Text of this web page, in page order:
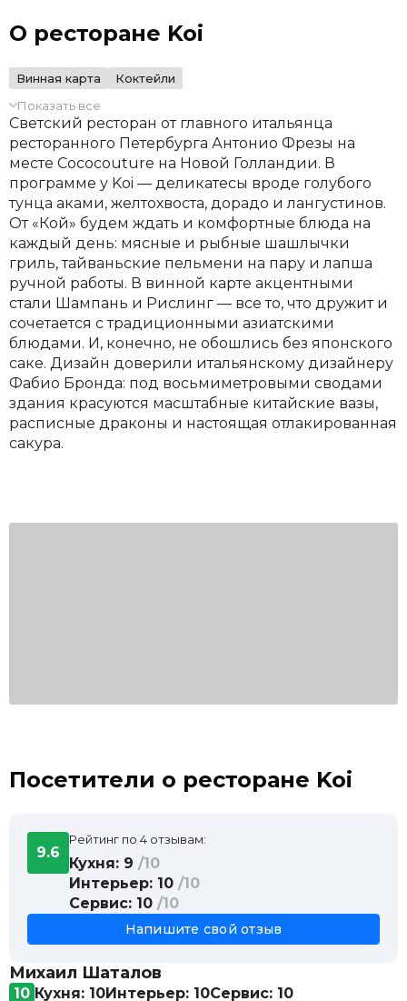
О ресторане Koi
Винная карта
Коктейли
Показать все
Светский ресторан от главного итальянца
ресторанного Петербурга Антонио Фрезы на
месте Cococouture на Новой Голландии. В
программе у Koi — деликатесы вроде голубого
тунца аками, желтохвоста, дорадо и лангустинов.
От «Кой» будем ждать и комфортные блюда на
каждый день: мясные и рыбные шашлычки
гриль, тайваньские пельмени на пару и лапша
ручной работы. В винной карте акцентными
стали Шампань и Рислинг — все то, что дружит и
сочетается с традиционными азиатскими
блюдами. И, конечно, не обошлись без японского
саке. Дизайн доверили итальянскому дизайнеру
Фабио Бронда: под восьмиметровыми сводами
здания красуются масштабные китайские вазы,
расписные драконы и настоящая отлакированная
сакура.
Посетители о ресторане Koi
9.6
Рейтинг по 4 отзывам:
Кухня: 9 /10
Интерьер: 10 /10
Сервис: 10 /10
Напишите свой отзыв
Михаил Шаталов
10 Кухня: 10Интерьер: 10Сервис: 10